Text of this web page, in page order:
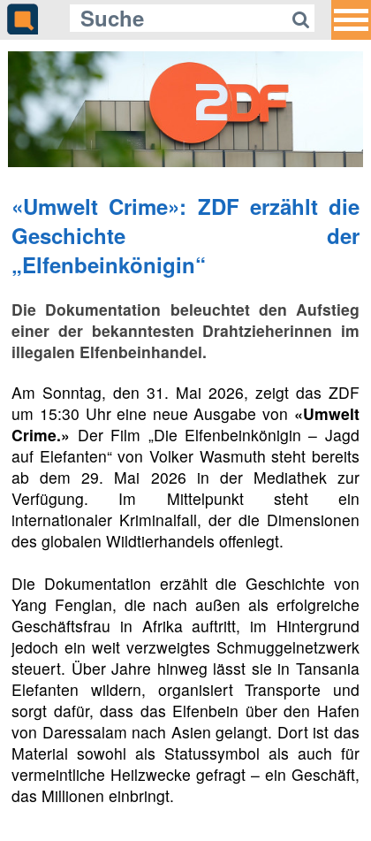
«Umwelt Crime»: ZDF erzählt die
Geschichte der
„Elfenbeinkönigin“
Die Dokumentation beleuchtet den Aufstieg
einer der bekanntesten Drahtzieherinnen im
illegalen Elfenbeinhandel.
Am Sonntag, den 31. Mai 2026, zeigt das ZDF
um 15:30 Uhr eine neue Ausgabe von «Umwelt
Crime.» Der Film „Die Elfenbeinkönigin – Jagd
auf Elefanten“ von Volker Wasmuth steht bereits
ab dem 29. Mai 2026 in der Mediathek zur
Verfügung. Im Mittelpunkt steht ein
internationaler Kriminalfall, der die Dimensionen
des globalen Wildtierhandels offenlegt.
Die Dokumentation erzählt die Geschichte von
Yang Fenglan, die nach außen als erfolgreiche
Geschäftsfrau in Afrika auftritt, im Hintergrund
jedoch ein weit verzweigtes Schmuggelnetzwerk
steuert. Über Jahre hinweg lässt sie in Tansania
Elefanten wildern, organisiert Transporte und
sorgt dafür, dass das Elfenbein über den Hafen
von Daressalam nach Asien gelangt. Dort ist das
Material sowohl als Statussymbol als auch für
vermeintliche Heilzwecke gefragt – ein Geschäft,
das Millionen einbringt.